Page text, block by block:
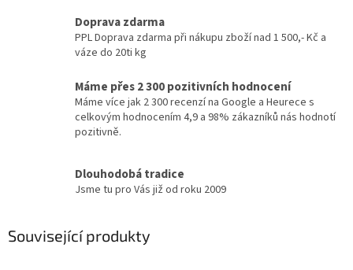
Doprava zdarma
PPL Doprava zdarma při nákupu zboží nad 1 500,- Kč a
váze do 20ti kg
Máme přes 2 300 pozitivních hodnocení
Máme více jak 2 300 recenzí na Google a Heurece s
celkovým hodnocením 4,9 a 98% zákazníků nás hodnotí
pozitivně.
Dlouhodobá tradice
Jsme tu pro Vás již od roku 2009
Související produkty